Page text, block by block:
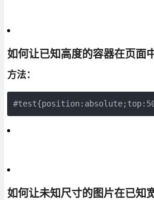
如何让已知高度的容器在页面
方法：
如何让未知尺寸的图片在已知